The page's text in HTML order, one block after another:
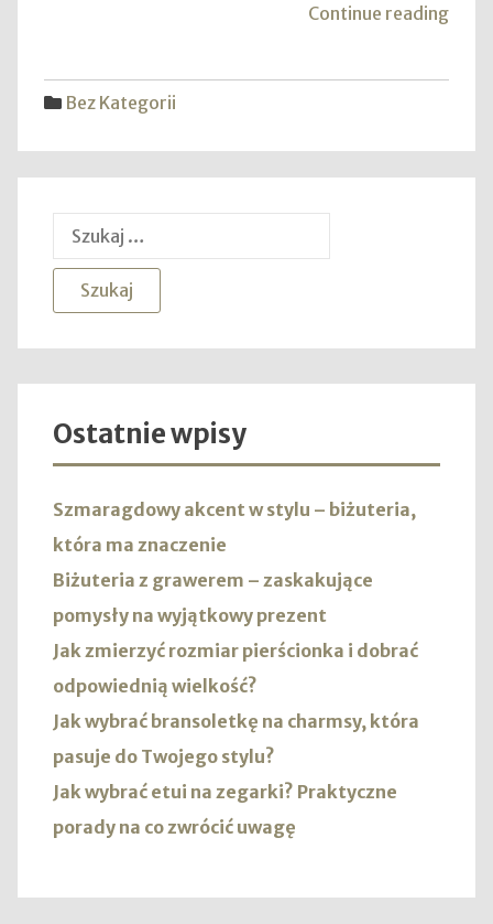
Continue reading"Jak
Bez Kategorii
Szukaj:
Ostatnie wpisy
Szmaragdowy akcent w stylu – biżuteria,
która ma znaczenie
Biżuteria z grawerem – zaskakujące
pomysły na wyjątkowy prezent
Jak zmierzyć rozmiar pierścionka i dobrać
odpowiednią wielkość?
Jak wybrać bransoletkę na charmsy, która
pasuje do Twojego stylu?
Jak wybrać etui na zegarki? Praktyczne
porady na co zwrócić uwagę